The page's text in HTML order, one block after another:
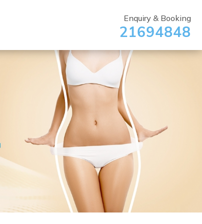
Enquiry & Booking
21694848